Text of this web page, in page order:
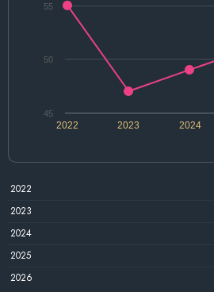
2022 2024
2023
45
50
55
2022
2023
2024
2025
2026